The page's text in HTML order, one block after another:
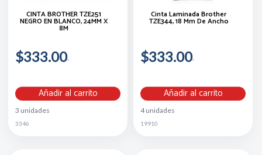
CINTA BROTHER TZE251
NEGRO EN BLANCO, 24MM X
8M
$333.00
Añadir al carrito
3 unidades
3346
Cinta Laminada Brother
TZE344, 18 Mm De Ancho
$333.00
Añadir al carrito
4 unidades
19910